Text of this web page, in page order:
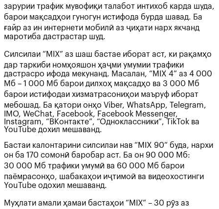
зарурии трафик мувофиқи талабот интихоб карда шуда,
барои мақсадҳои гуногун истифода бурда шавад. Ба
ғайр аз ин интернети мобилӣ аз ҷиҳати нарх якчанд
маротиба дастрастар шуд.
Силсилаи “MIX” аз шаш бастае иборат аст, ки рақамҳо
дар таркиби номҳояшон ҳаҷми умумии трафики
дастрасро ифода мекунанд. Масалан, “MIX 4” аз 4 000
Мб – 1 000 Мб барои дилхоҳ мақсадҳо ва 3 000 Мб
барои истифодаи хизматрасониҳои маъруф иборат
мебошад. Ба қатори онҳо Viber, WhatsApp, Telegram,
IMO, WeChat, Facebook, Facebook Messenger,
Instagram, “ВКонтакте”, “Одноклассники”, TikTok ва
YouTube дохил мешаванд.
Бастаи калонтарини силсилаи нав “MIX 90” буда, нархи
он ба 170 сомонӣ баробар аст. Ба он 90 000 Мб:
30 000 Мб трафики умумӣ ва 60 000 Мб барои
паёмрасонҳо, шабакаҳои иҷтимоӣ ва видеохостинги
YouTube одохил мешаванд.
Муҳлати амали ҳамаи бастаҳои “MIX” – 30 рӯз аз